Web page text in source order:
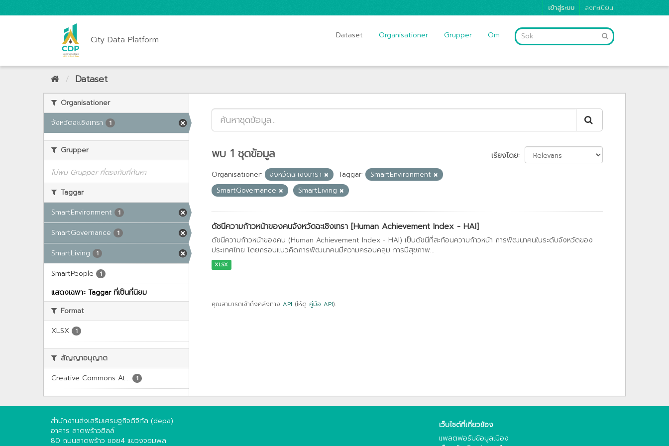
เข้าสู่ระบบ ลงทะเบียน
City Data Platform Dataset Organisationer Grupper Om
Dataset
Organisationer
จังหวัดฉะเชิงเทรา
1
Grupper
ไม่พบ Grupper ที่ตรงกับที่ค้นหา
Taggar
SmartEnvironment
1
SmartGovernance 1
SmartLiving 1
SmartPeople 1
แสดงเฉพาะ Taggar ที่เป็นที่นิยม
Format
XLSX
1
สัญญาอนุญาต
Creative Commons At...
1
เรียงโดย
พบ 1 ชุดข้อมูล
Organisationer: จังหวัดฉะเชิงเทรา Taggar:
SmartEnvironment
SmartGovernance
SmartLiving
ดัชนีความก้าวหน้าของคนจังหวัดฉะเชิงเทรา [Human Achievement Index - HAI]
ดัชนีความก้าวหน้าของคน (Human Achievement Index - HAI) เป็นดัชนีที่สะท้อนความก้าวหน้า การพัฒนาคนในระดับจังหวัดของ
ประเทศไทย โดยกรอบแนวคิดการพัฒนาคนมีความครอบคลุม การมีสุขภาพ...
XLSX
คุณสามารถเข้าถึงคลังทาง API (ให้ดู คู่มือ API).
สำนักงานส่งเสริมเศรษฐกิจดิจิทัล (depa)
อาคาร ลาดพร้าวฮิลล์
80 ถนนลาดพร้าว ซอย4 แขวงจอมพล
เว็บไซต์ที่เกี่ยวข้อง
แพลตฟอร์มข้อมูลเมือง